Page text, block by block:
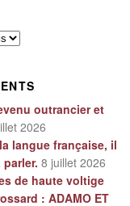
outrancier et
2026
langue française, il
8 juillet 2026
de haute voltige
: ADAMO ET